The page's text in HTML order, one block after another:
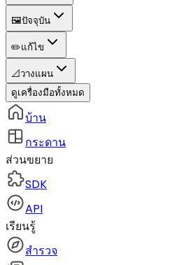
🖼️ปัจจุบัน
✏️แก้ไข
📐วางแผน
ดูเครื่องมือทั้งหมด
บ้าน
กระดาน
ส่วนขยาย
SDK
API
เรียนรู้
สำรวจ